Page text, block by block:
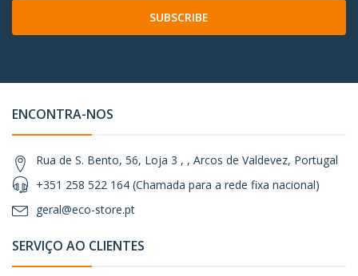
SUBSCRIBE
ENCONTRA-NOS
Rua de S. Bento, 56, Loja 3 , , Arcos de Valdevez, Portugal
+351 258 522 164 (Chamada para a rede fixa nacional)
geral@eco-store.pt
SERVIÇO AO CLIENTES